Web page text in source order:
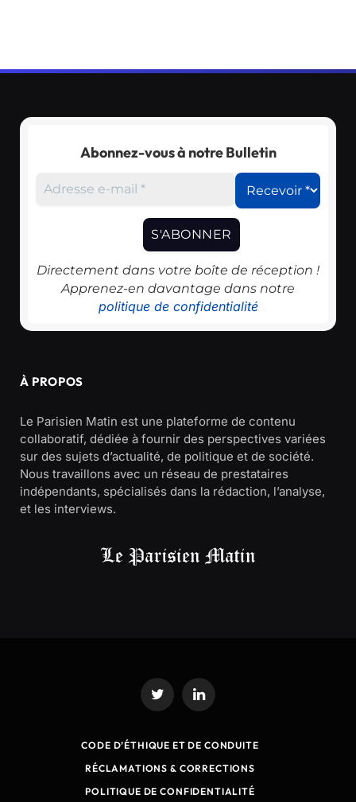
Abonnez-vous à notre Bulletin
Directement dans votre boîte de réception !
Apprenez-en davantage dans notre
politique de confidentialité
À PROPOS
Le Parisien Matin est une plateforme de contenu
collaboratif, dédiée à fournir des perspectives variées
sur des sujets d’actualité, de politique et de société.
Nous travaillons avec un réseau de prestataires
indépendants, spécialisés dans la rédaction, l’analyse,
et les interviews.
Twitter LinkedIn
CODE D’ÉTHIQUE ET DE CONDUITE
RÉCLAMATIONS & CORRECTIONS
POLITIQUE DE CONFIDENTIALITÉ